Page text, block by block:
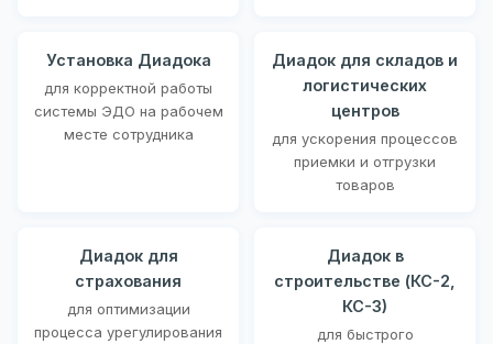
Установка Диадока
для корректной работы
системы ЭДО на рабочем
месте сотрудника
Диадок для складов и
логистических
центров
для ускорения процессов
приемки и отгрузки
товаров
Диадок для
страхования
для оптимизации
процесса урегулирования
Диадок в
строительстве (КС-2,
КС-3)
для быстрого